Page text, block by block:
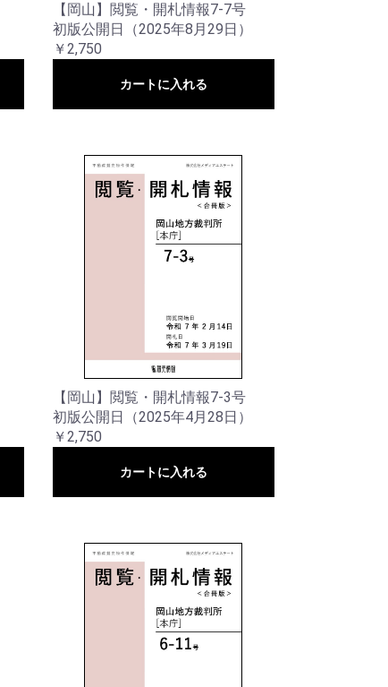
【岡山】閲覧・開札情報7-7号
初版公開日（2025年8月29日）
￥2,750
カートに入れる
【岡山】閲覧・開札情報7-3号
初版公開日（2025年4月28日）
￥2,750
カートに入れる